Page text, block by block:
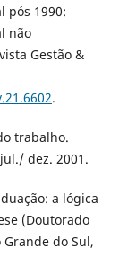
pós 1990:
não
Gestão &
.
trabalho.
dez. 2001.
a lógica
(Doutorado
do Sul,